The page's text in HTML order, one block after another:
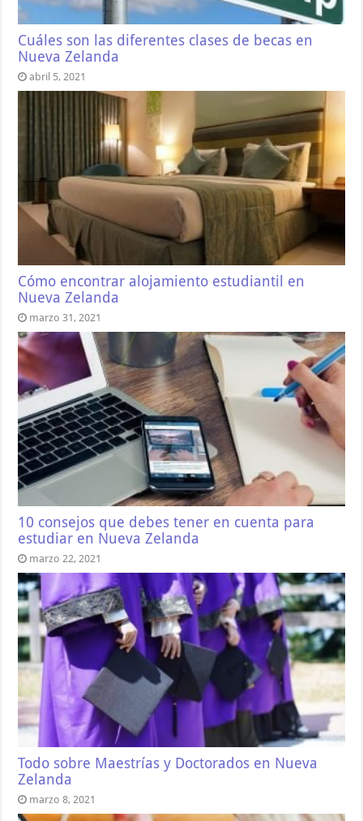
Cuáles son las diferentes clases de becas en
Nueva Zelanda
abril 5, 2021
Cómo encontrar alojamiento estudiantil en
Nueva Zelanda
marzo 31, 2021
10 consejos que debes tener en cuenta para
estudiar en Nueva Zelanda
marzo 22, 2021
Todo sobre Maestrías y Doctorados en Nueva
Zelanda
marzo 8, 2021